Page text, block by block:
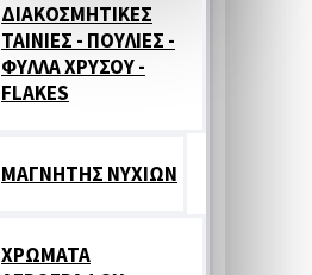
ΔΙΑΚΟΣΜΗΤΙΚΕΣ
ΤΑΙΝΙΕΣ - ΠΟΥΛΙΕΣ -
ΦΥΛΛΑ ΧΡΥΣΟΥ -
FLAKES
ΜΑΓΝΗΤΗΣ ΝΥΧΙΩΝ
ΧΡΩΜΑΤΑ